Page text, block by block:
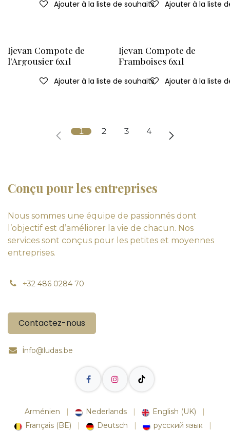
Ajouter à la liste de souhaits Ajouter à la liste
Ijevan Compote de
l'Argousier 6x1l
Ajouter à la liste de souhaits
Ijevan Compote de
Framboises 6x1l
Ajouter à la liste
1 2 3 4
Conçu pour les entreprises
Nous sommes une équipe de passionnés dont
l’objectif est d’améliorer la vie de chacun. Nos
services sont conçus pour les petites et moyennes
entreprises.
+32 486 0284 70
Contactez-nous
info@ludas.be
Arménien | Nederlands | English (UK)
|
Français (BE)
| Deutsch | русский язык |